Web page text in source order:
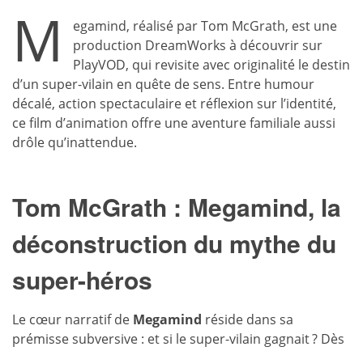
M
egamind, réalisé par Tom McGrath, est une
production DreamWorks à découvrir sur
PlayVOD, qui revisite avec originalité le destin
d’un super-vilain en quête de sens. Entre humour
décalé, action spectaculaire et réflexion sur l’identité,
ce film d’animation offre une aventure familiale aussi
drôle qu’inattendue.
Tom McGrath : Megamind, la
déconstruction du mythe du
super-héros
Le cœur narratif de Megamind réside dans sa
prémisse subversive : et si le super-vilain gagnait ? Dès